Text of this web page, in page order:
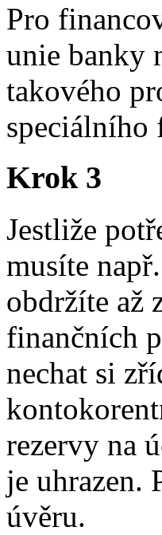
Pro
unie banky
takového
speciálního
Krok 3
Jestliže
musíte
obdržíte až
finančních
nechat si
rezervy na
je uhrazen.
úvěru.